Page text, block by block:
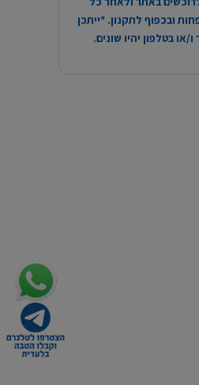
ובכפוף לתקנון. *ייתכן
או בטלפון יהיו שונים.